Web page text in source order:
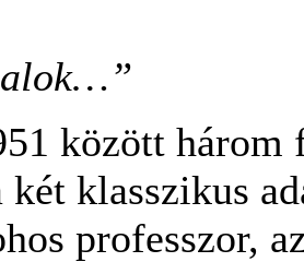
között
két klasszikus
professzor,